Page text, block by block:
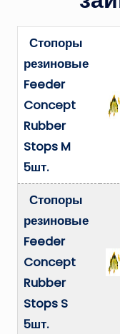
Стопоры
резиновые
Feeder
Concept
Rubber
Stops M
5шт.
Стопоры
резиновые
Feeder
Concept
Rubber
Stops S
5шт.